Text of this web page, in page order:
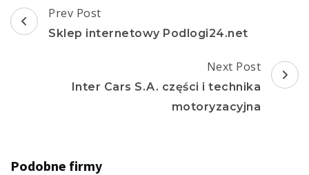
Post
Navigation
Prev Post
Sklep internetowy Podlogi24.net
Next Post
Inter Cars S.A. części i technika
motoryzacyjna
Podobne firmy